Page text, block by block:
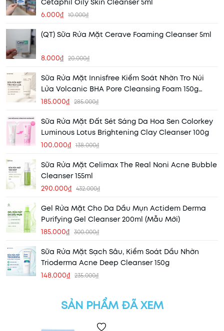
Cetaphil Oily Skin Cleanser 5ml
6.000₫ 10.000₫
(QT) Sữa Rửa Mặt Cerave Foaming Cleanser 5ml
8.000₫ 20.000₫
Sữa Rửa Mặt Innisfree Kiểm Soát Nhờn Tro Núi
Lửa Volcanic BHA Pore Cleansing Foam 150g
(Mẫu Mới) (Nhập Khẩu)
185.000₫ 285.000₫
Sữa Rửa Mặt Đất Sét Sáng Da Hoa Sen Colorkey
Luminous Lotus Brightening Clay Cleanser 100g
100.000₫ 138.000₫
Sữa Rửa Mặt Celimax The Real Noni Acne Bubble
Cleanser 155ml
290.000₫ 432.000₫
Gel Rửa Mặt Cho Da Dầu Mụn Actidem Derma
Purifying Gel Cleanser 200ml (Mẫu Mới)
185.000₫ 300.000₫
Sữa Rửa Mặt Sạch Sâu, Kiểm Soát Dầu Nhờn
Trioderma Acne Deep Cleanser 150g
148.000₫ 235.000₫
SẢN PHẨM ĐÃ XEM